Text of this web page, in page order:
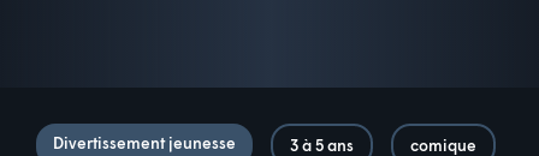
Divertissement jeunesse 3 à 5 ans comique